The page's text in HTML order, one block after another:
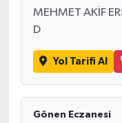
MEHMET AKİF
D
Yol Tarifi Al
Gönen Eczanesi